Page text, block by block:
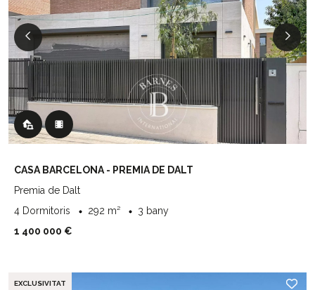
CASA BARCELONA - PREMIA DE DALT
Premia de Dalt
4 Dormitoris
292 m²
3 bany
1 400 000 €
EXCLUSIVITAT